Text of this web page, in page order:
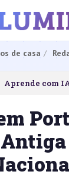
de casa
Aprende com